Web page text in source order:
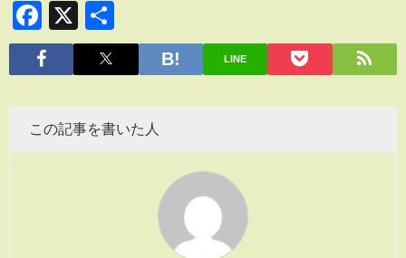
Facebook
X
有
LINE
この記事を書いた人